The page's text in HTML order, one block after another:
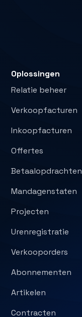
Oplossingen
Relatie beheer
Verkoopfacturen
Inkoopfacturen
Offertes
Betaalopdrachten
Mandagenstaten
Projecten
Urenregistratie
Verkooporders
Abonnementen
Artikelen
Contracten